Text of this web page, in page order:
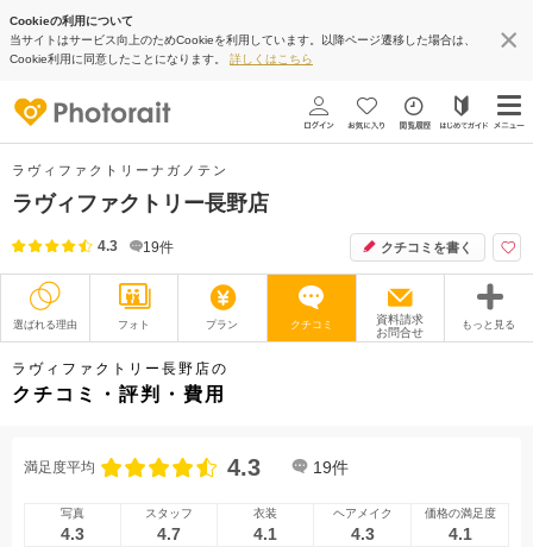
Cookieの利用について
当サイトはサービス向上のためCookieを利用しています。以降ページ遷移した場合は、
Cookie利用に同意したことになります。 詳しくはこちら
ラヴィファクトリーナガノテン
ラヴィファクトリー長野店
4.3 19件 クチコミを書く
選ばれる理由 フォト プラン クチコミ
資料請求
お問合せ
もっと見る
撮影レポート
オプション ブログ
アクセス/TEL スタジオトップ
ラヴィファクトリー長野店の
クチコミ・評判・費用
満足度平均 4.3 19件
写真
4.3
スタッフ
4.7
衣装
4.1
ヘアメイク
4.3
価格の満足度
4.1